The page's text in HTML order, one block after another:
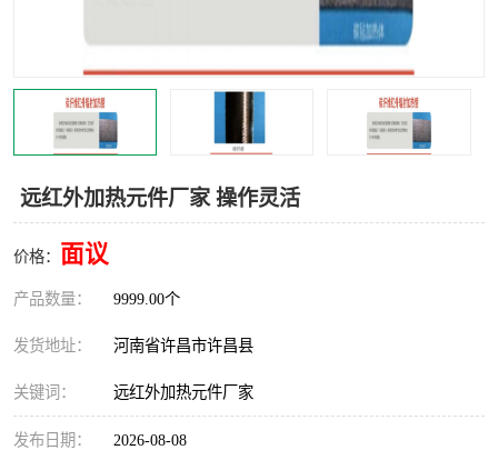
远红外加热元件厂家 操作灵活
价格： 面议
产品数量： 9999.00个
发货地址： 河南省许昌市许昌县
关键词： 远红外加热元件厂家
发布日期： 2026-08-08
热环境试验设备
红外辐射表面材料 定波长红外辐射加热器
快速红外辐射聚焦炉